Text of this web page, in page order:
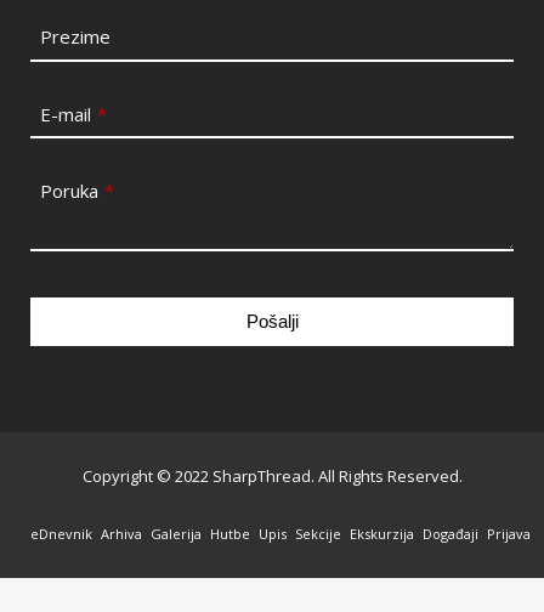
Prezime
E-mail *
Poruka *
Pošalji
blank
Copyright © 2022 SharpThread. All Rights Reserved.
eDnevnik Arhiva Galerija Hutbe Upis Sekcije Ekskurzija Događaji Prijava